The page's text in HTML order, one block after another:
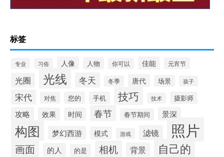
标签
专业 习俗 人像 人物 你可以 佳能 元宵节
光圈 光线 冬天 冬季 唐代 场景 孩子
宋代 对焦 您的 手机 技巧 技术 摄影师
攻略 效果 时间 春节 春节期间 景深
构图 梦幻西游 模式 游戏 滤镜 照片
画面 的人 的是 相机 背景 自己的